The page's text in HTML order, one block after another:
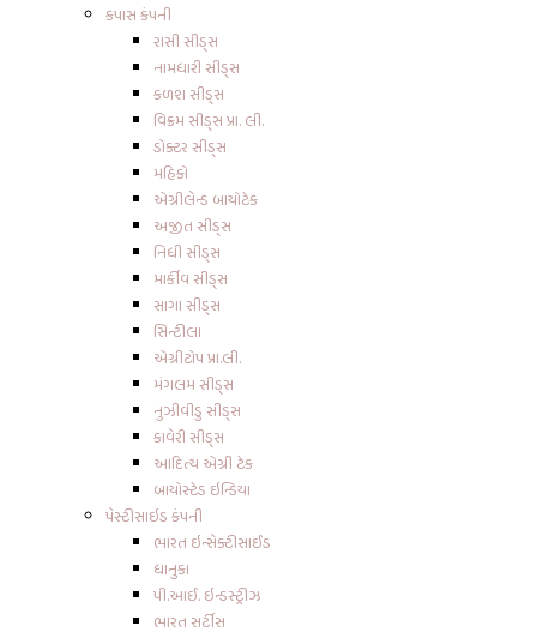
કપાસ કંપની
રાસી સીડ્સ
નામધારી સીડ્સ
કળશ સીડ્સ
વિક્રમ સીડ્સ પ્રા. લી.
ડોક્ટર સીડ્સ
મહિકો
એગ્રીલેન્ડ બાયોટેક
અજીત સીડ્સ
નિધી સીડ્સ
માર્કીવ સીડ્સ
સાગા સીડ્સ
સિન્ટીલા
એગ્રીટોપ પ્રા.લી.
મંગલમ સીડ્સ
નુઝીવીડુ સીડ્સ
કાવેરી સીડ્સ
આદિત્ય એગ્રી ટેક
બાયોસ્ટેડ ઇન્ડિયા
પેસ્ટીસાઇડ કંપની
ભારત ઇન્સેક્ટીસાઈડ
ધાનુકા
પી.આઈ. ઇન્ડસ્ટ્રીઝ
ભારત સર્ટીસ